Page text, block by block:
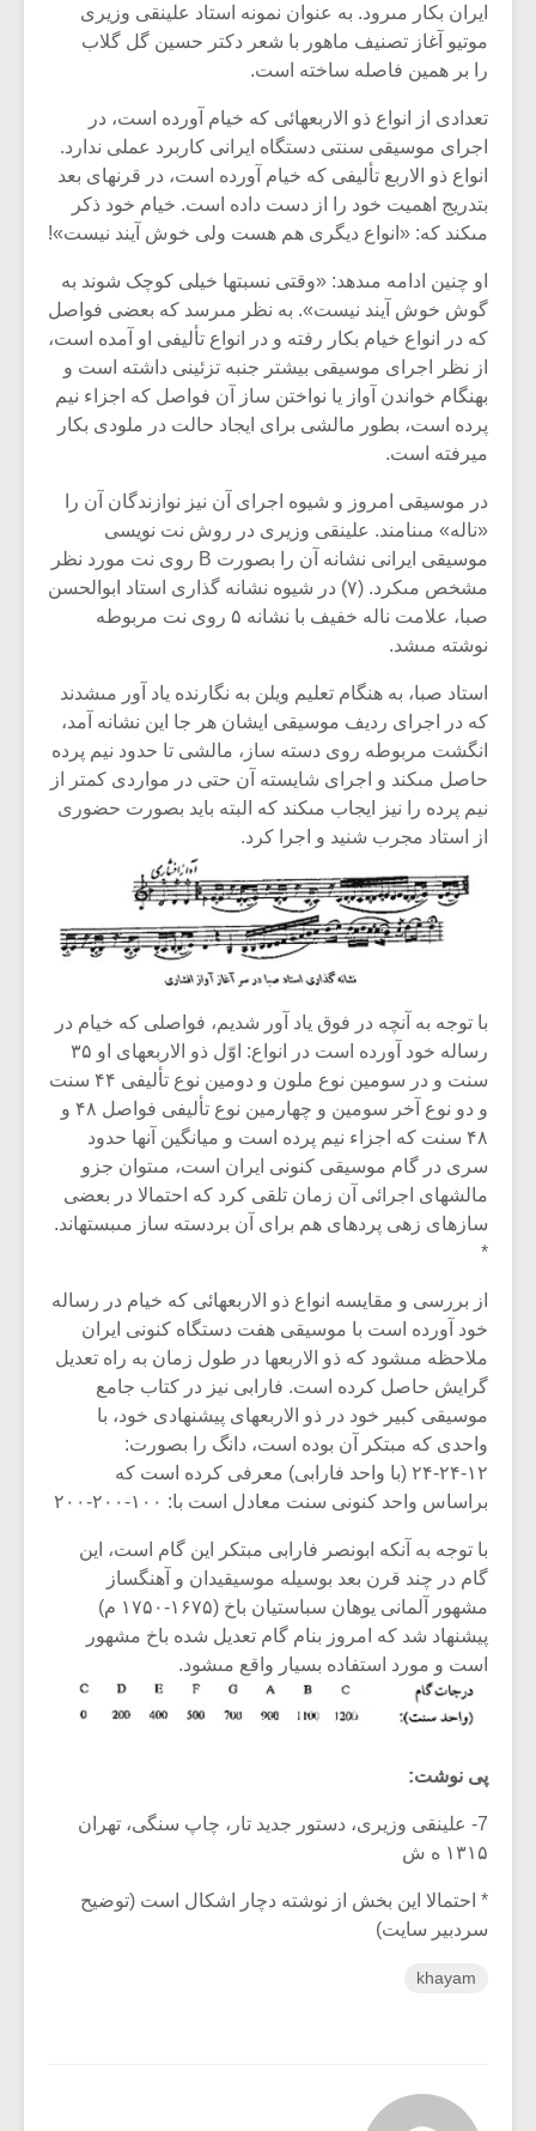
ایران بکار مى‏رود. به عنوان نمونه استاد علینقى وزیرى
موتیو آغاز تصنیف ماهور با شعر دکتر حسین گل گلاب
را بر همین فاصله ساخته است.
تعدادى از انواع ذو الاربع‏هائى که خیام آورده است، در
اجراى موسیقى سنتی دستگاه ایرانى کاربرد عملى ندارد.
انواع ذو الاربع تألیفى که خیام آورده است، در قرن‏هاى بعد
بتدریج اهمیت خود را از دست داده است. خیام خود ذکر
مى‏کند که: «انواع دیگرى هم هست ولى خوش آیند نیست»!
او چنین ادامه مى‏دهد: «وقتى نسبت‏ها خیلى کوچک شوند به
گوش خوش آیند نیست». به نظر مى‏رسد که بعضى فواصل
که در انواع خیام بکار رفته و در انواع تألیفى او آمده است،
از نظر اجراى موسیقى بیشتر جنبه تزئینى داشته است و
بهنگام خواندن آواز یا نواختن ساز آن فواصل که اجزاء نیم
پرده است، بطور مالشى براى ایجاد حالت در ملودى بکار
میرفته است.
در موسیقى امروز و شیوه اجراى آن نیز نوازندگان آن را
«ناله» مى‏نامند. علینقى وزیرى در روش نت نویسى
موسیقى ایرانى نشانه آن را بصورت‏ B روى نت مورد نظر
مشخص مى‏کرد. (۷) در شیوه نشانه گذارى استاد ابوالحسن
صبا، علامت ناله خفیف با نشانه ۵ روى نت مربوطه
نوشته مى‏شد.
استاد صبا، به هنگام تعلیم ویلن به نگارنده یاد آور مى‏شدند
که در اجراى ردیف موسیقى ایشان هر جا این نشانه آمد،
انگشت مربوطه روى دسته ساز، مالشى تا حدود نیم پرده
حاصل مى‏کند و اجراى شایسته آن حتى در مواردى کمتر از
نیم پرده را نیز ایجاب مى‏کند که البته باید بصورت حضورى
از استاد مجرب شنید و اجرا کرد.
با توجه به آنچه در فوق یاد آور شدیم، فواصلى که خیام در
رساله خود آورده است در انواع: اوّل ذو الاربع‏هاى او ۳۵
سنت و در سومین نوع ملون و دومین نوع تألیفى ۴۴ سنت
و دو نوع آخر سومین و چهارمین نوع تألیفى فواصل ۴۸ و
۴۸ سنت که اجزاء نیم پرده است و میانگین آنها حدود
سرى در گام موسیقى کنونى ایران است، مى‏توان جزو
مالش‏هاى اجرائى آن زمان تلقى کرد که احتمالا در بعضى
سازهای زهى پرده‏اى هم براى آن بردسته ساز مى‏بسته‏اند.
*
از بررسى و مقایسه انواع ذو الاربع‏هائى که خیام در رساله
خود آورده است با موسیقى هفت دستگاه کنونى ایران
ملاحظه مى‏شود که ذو الاربع‏ها در طول زمان به راه تعدیل
گرایش حاصل کرده است. فارابى نیز در کتاب جامع
موسیقى کبیر خود در ذو الاربع‏هاى پیشنهادى خود، با
واحدى که مبتکر آن بوده است، دانگ را بصورت:
۱۲-۲۴-۲۴ (با واحد فارابى) معرفى کرده است که
براساس واحد کنونى سنت معادل است با: ۱۰۰-۲۰۰-۲۰۰
با توجه به آنکه ابونصر فارابى مبتکر این گام است، این
گام در چند قرن بعد بوسیله موسیقیدان و آهنگساز
مشهور آلمانى یوهان سباستیان باخ (۱۶۷۵-۱۷۵۰ م)
پیشنهاد شد که امروز بنام گام تعدیل شده باخ مشهور
است و مورد استفاده بسیار واقع مى‏شود.
پی نوشت:
7- علینقى وزیرى، دستور جدید تار، چاپ سنگى، تهران
۱۳۱۵ ه ش
* احتمالا این بخش از نوشته دچار اشکال است (توضیح
سردبیر سایت)
khayam
میکلوش روژا
متن فیلم «متری
شیش و نیم»
اگر نمی توانی
مشهورترین باشی،
موسیقی
برگزار
سکانسی